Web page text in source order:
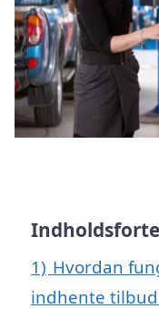
1) Hvordan
indhente